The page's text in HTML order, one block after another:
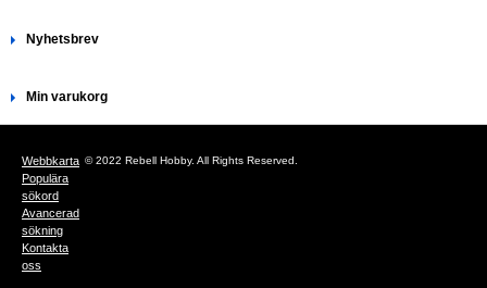
Nyhetsbrev
Min varukorg
Webbkarta
Populära
sökord
Avancerad
sökning
Kontakta
oss
© 2022 Rebell Hobby. All Rights Reserved.